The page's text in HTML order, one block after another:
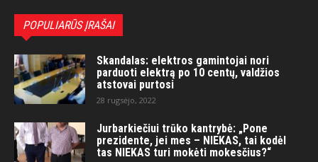
POPULIARŪS ĮRAŠAI
Skandalas: elektros gamintojai nori
parduoti elektrą po 10 centų, valdžios
atstovai purtosi
28 rugsėjo, 2022
Jurbarkiečiui trūko kantrybė: „Pone
prezidente, jei mes – NIEKAS, tai kodėl
tas NIEKAS turi mokėti mokesčius?“